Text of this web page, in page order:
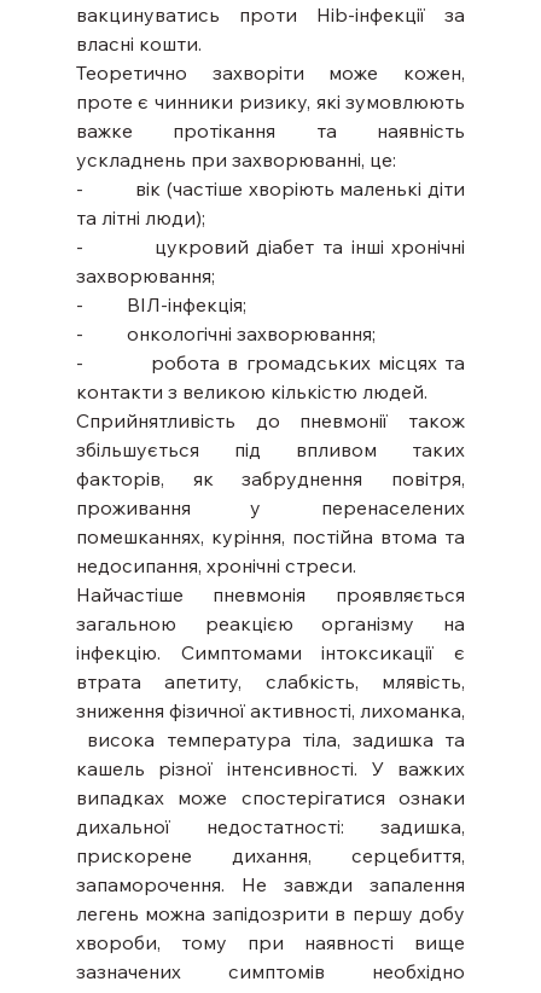
вакцинуватись проти Hib-інфекції за
власні кошти.
Теоретично захворіти може кожен,
проте є чинники ризику, які зумовлюють
важке протікання та наявність
ускладнень при захворюванні, це:
-         вік (частіше хворіють маленькі діти
та літні люди);
-         цукровий діабет та інші хронічні
захворювання;
-         ВІЛ-інфекція;
-         онкологічні захворювання;
-         робота в громадських місцях та
контакти з великою кількістю людей.
Сприйнятливість до пневмонії також
збільшується під впливом таких
факторів, як забруднення повітря,
проживання у перенаселених
помешканнях, куріння, постійна втома та
недосипання, хронічні стреси.
Найчастіше пневмонія проявляється
загальною реакцією організму на
інфекцію. Симптомами інтоксикації є
втрата апетиту, слабкість, млявість,
зниження фізичної активності, лихоманка,
висока температура тіла, задишка та
кашель різної інтенсивності. У важких
випадках може спостерігатися ознаки
дихальної недостатності: задишка,
прискорене дихання, серцебиття,
запаморочення. Не завжди запалення
легень можна запідозрити в першу добу
хвороби, тому при наявності вище
зазначених симптомів необхідно